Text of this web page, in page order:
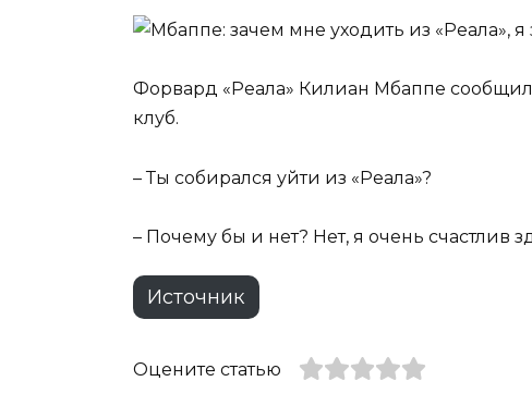
Форвард «Реала» Килиан Мбаппе
клуб.
– Ты собирался уйти из «Реала»?
– Почему бы и нет? Нет, я очень счастлив
Источник
Оцените статью